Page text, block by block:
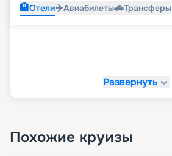
🏨Отели✈️Авиабилеты🚗Трансферы
Развернуть
Похожие круизы